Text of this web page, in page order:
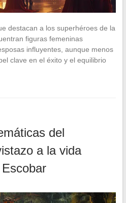
destacan a los superhéroes de la
figuras femeninas
influyentes, aunque menos
clave en el éxito y el equilibrio
del
a la vida